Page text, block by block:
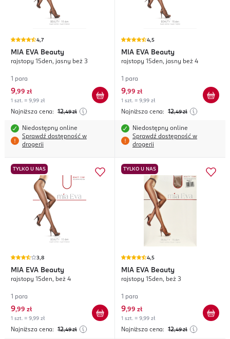
4,7
MIA EVA Beauty
rajstopy 15den, jasny beż 3
1 para
9,99 zł
1 szt. = 9,99 zł
Najniższa cena: 12,49 zł
Niedostępny online
Sprawdź dostępność w
drogerii
4,5
MIA EVA Beauty
rajstopy 15den, jasny beż 4
1 para
9,99 zł
1 szt. = 9,99 zł
Najniższa cena: 12,49 zł
Niedostępny online
Sprawdź dostępność w
drogerii
TYLKO U NAS
3,8
MIA EVA Beauty
rajstopy 15den, beż 4
1 para
9,99 zł
1 szt. = 9,99 zł
Najniższa cena: 12,49 zł
TYLKO U NAS
4,5
MIA EVA Beauty
rajstopy 15den, beż 3
1 para
9,99 zł
1 szt. = 9,99 zł
Najniższa cena: 12,49 zł